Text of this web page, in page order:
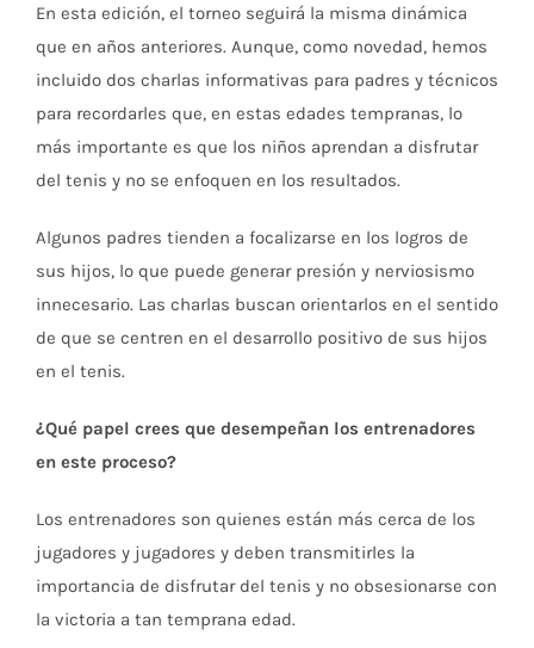
En esta edición, el torneo seguirá la misma dinámica
que en años anteriores. Aunque, como novedad, hemos
incluido dos charlas informativas para padres y técnicos
para recordarles que, en estas edades tempranas, lo
más importante es que los niños aprendan a disfrutar
del tenis y no se enfoquen en los resultados.
Algunos padres tienden a focalizarse en los logros de
sus hijos, lo que puede generar presión y nerviosismo
innecesario. Las charlas buscan orientarlos en el sentido
de que se centren en el desarrollo positivo de sus hijos
en el tenis.
¿Qué papel crees que desempeñan los entrenadores
en este proceso?
Los entrenadores son quienes están más cerca de los
jugadores y jugadores y deben transmitirles la
importancia de disfrutar del tenis y no obsesionarse con
la victoria a tan temprana edad.